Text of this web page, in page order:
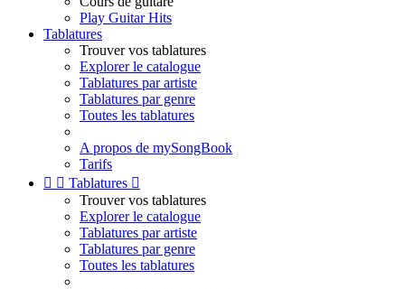
Play Guitar Hits
Tablatures
Trouver vos tablatures
Explorer le catalogue
Tablatures par artiste
Tablatures par genre
Toutes les tablatures
A propos de mySongBook
Tarifs
  Tablatures 
Trouver vos tablatures
Explorer le catalogue
Tablatures par artiste
Tablatures par genre
Toutes les tablatures